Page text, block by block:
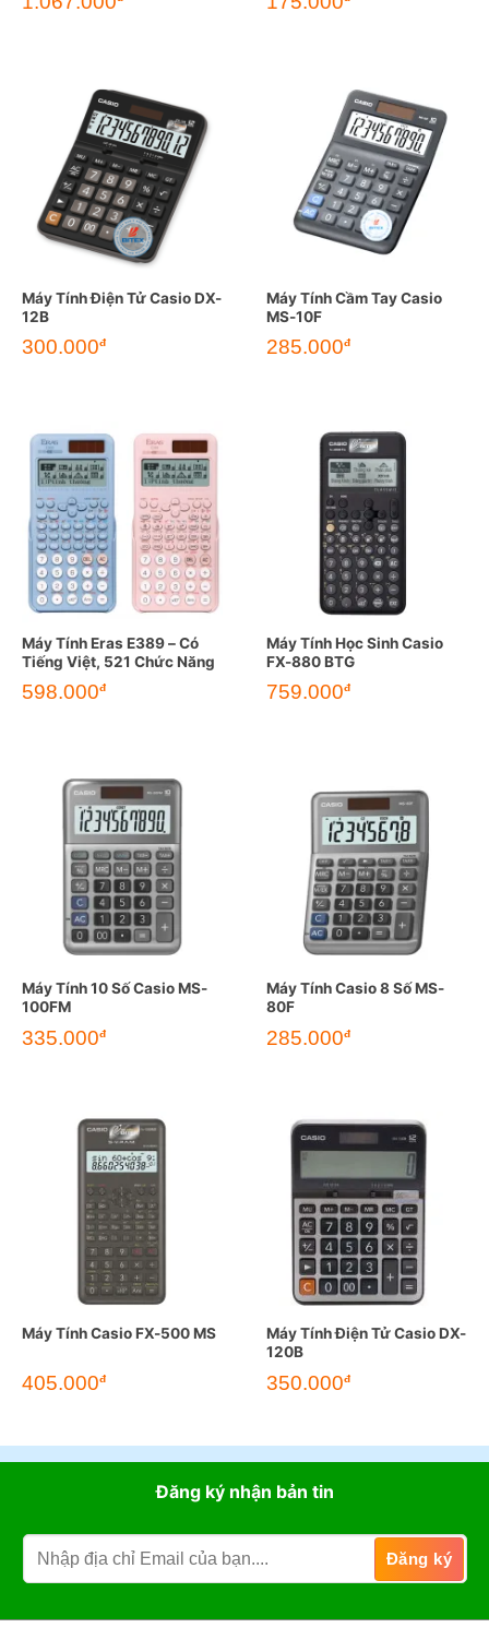
Máy Tính Điện Tử Casio DX-
12B
300.000đ
Máy Tính Cầm Tay Casio
MS-10F
285.000đ
Máy Tính Eras E389 – Có
Tiếng Việt, 521 Chức Năng
598.000đ
Máy Tính Học Sinh Casio
FX-880 BTG
759.000đ
Máy Tính 10 Số Casio MS-
100FM
335.000đ
Máy Tính Casio 8 Số MS-
80F
285.000đ
Máy Tính Casio FX-500 MS
405.000đ
Máy Tính Điện Tử Casio DX-
120B
350.000đ
Đăng ký nhận bản tin